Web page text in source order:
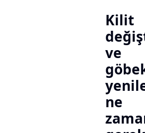
Kilit
ve
ne